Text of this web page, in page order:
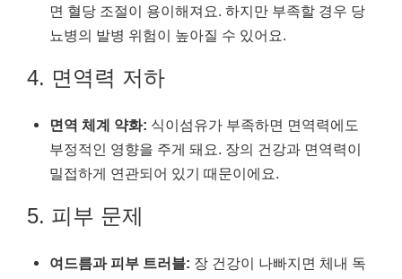
면 혈당 조절이 용이해져요. 하지만 부족할 경우 당
뇨병의 발병 위험이 높아질 수 있어요.
4. 면역력 저하
면역 체계 약화: 식이섬유가 부족하면 면역력에도
부정적인 영향을 주게 돼요. 장의 건강과 면역력이
밀접하게 연관되어 있기 때문이에요.
5. 피부 문제
여드름과 피부 트러블: 장 건강이 나빠지면 체내 독